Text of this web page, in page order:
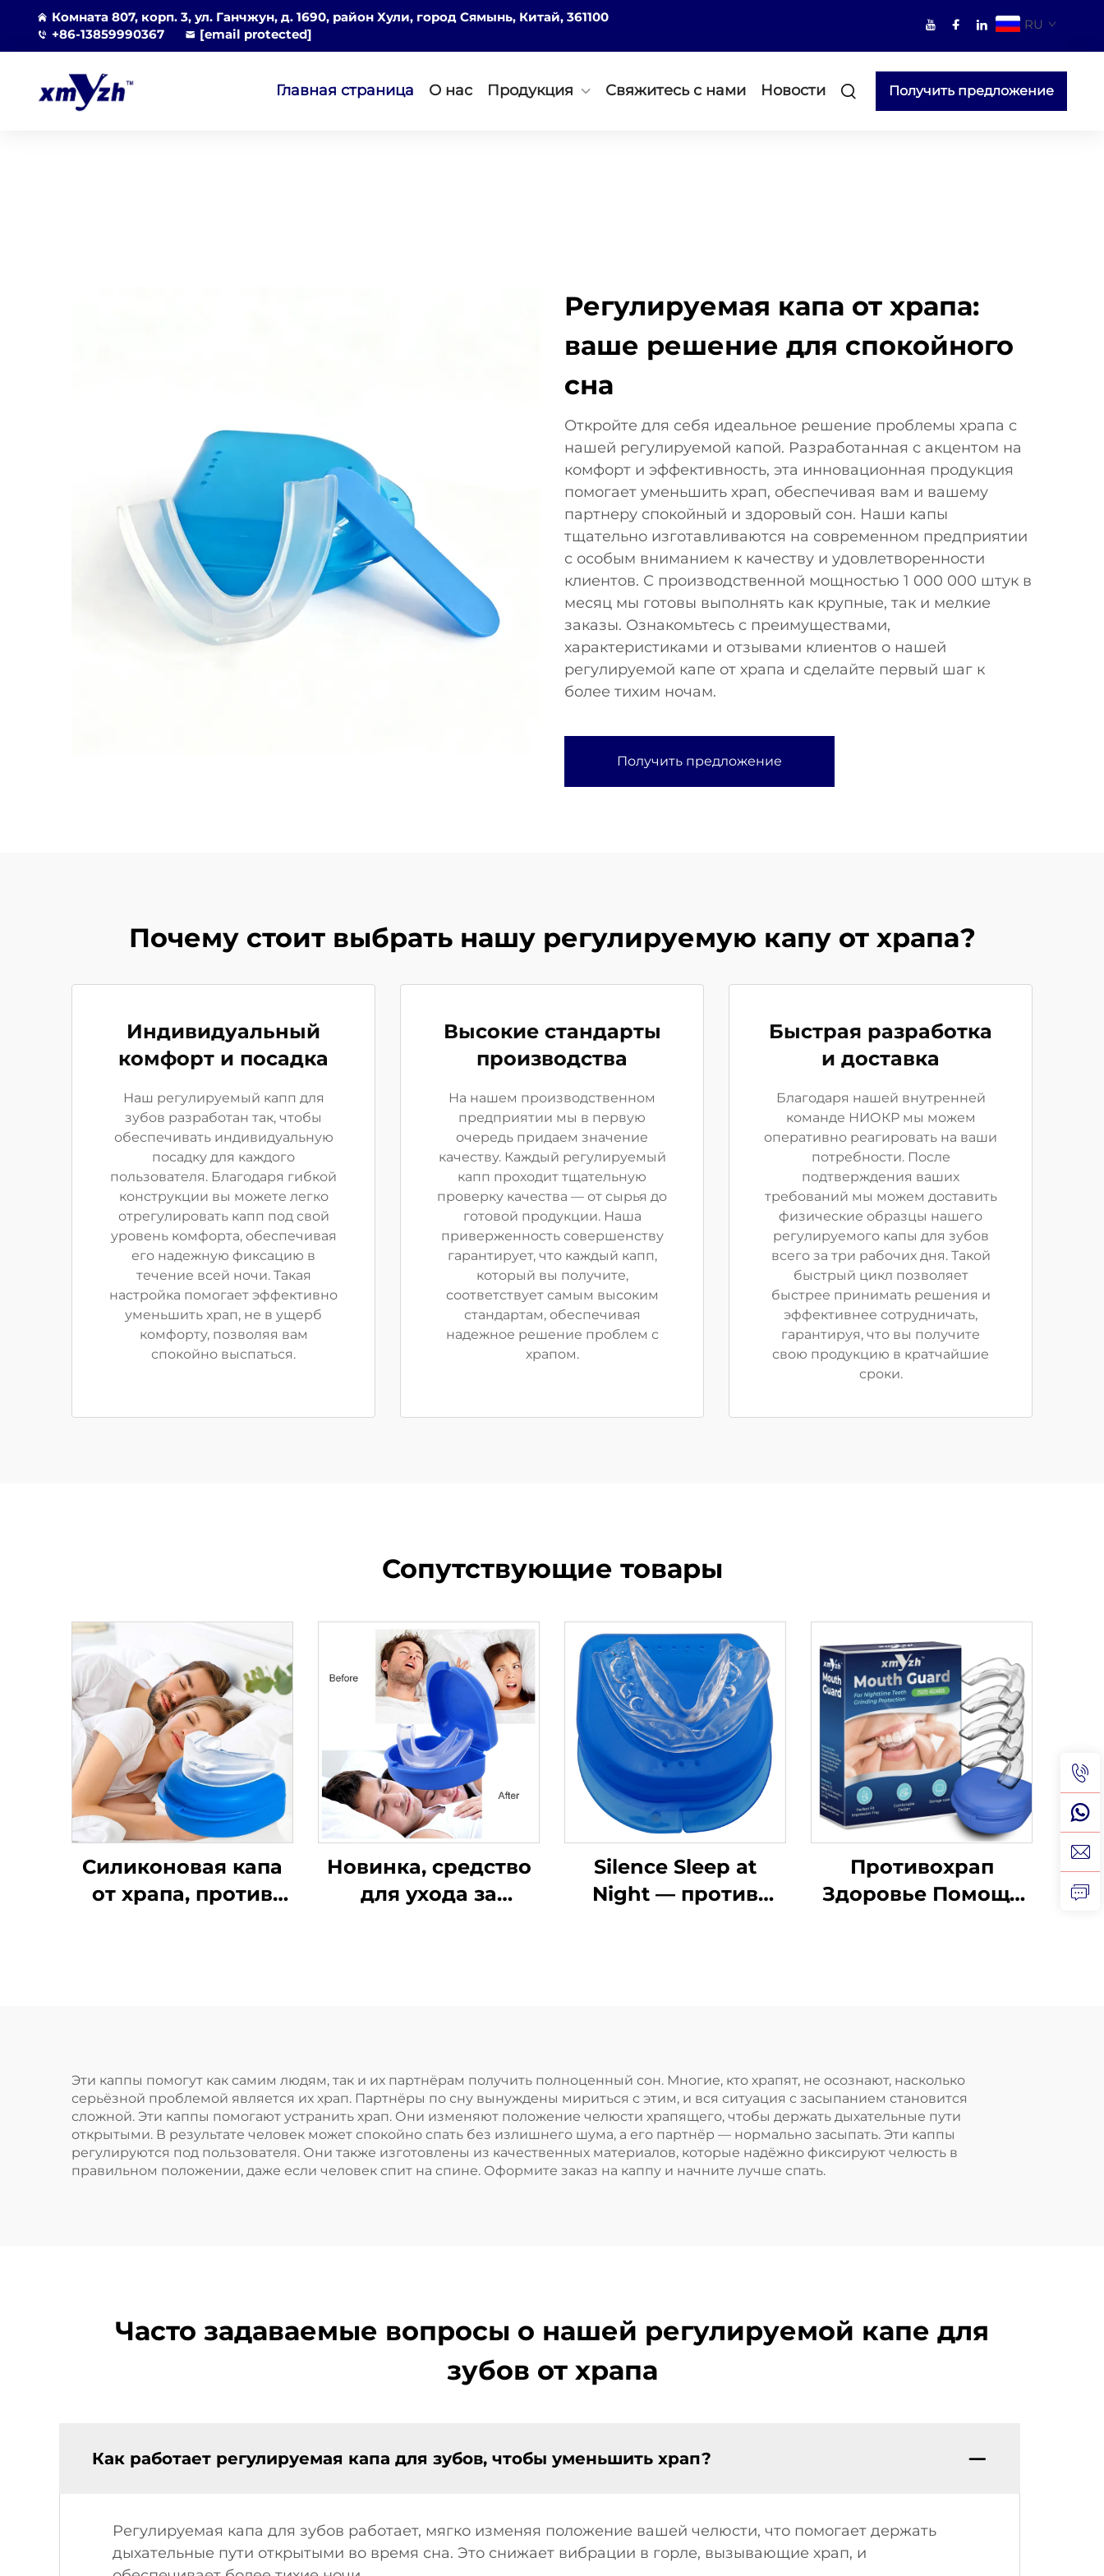
Комната 807, корп. 3, ул. Ганчжун, д. 1690, район Хули, город Сямынь, Китай, 361100
+86-13859990367
[email protected]
RU
Главная страница О нас Продукция Свяжитесь с нами Новости Получить предложение
Регулируемая капа от храпа:
ваше решение для спокойного
сна
Откройте для себя идеальное решение проблемы храпа с
нашей регулируемой капой. Разработанная с акцентом на
комфорт и эффективность, эта инновационная продукция
помогает уменьшить храп, обеспечивая вам и вашему
партнеру спокойный и здоровый сон. Наши капы
тщательно изготавливаются на современном предприятии
с особым вниманием к качеству и удовлетворенности
клиентов. С производственной мощностью 1 000 000 штук в
месяц мы готовы выполнять как крупные, так и мелкие
заказы. Ознакомьтесь с преимуществами,
характеристиками и отзывами клиентов о нашей
регулируемой капе от храпа и сделайте первый шаг к
более тихим ночам.
Получить предложение
Почему стоит выбрать нашу регулируемую капу от храпа?
Индивидуальный
комфорт и посадка
Наш регулируемый капп для
зубов разработан так, чтобы
обеспечивать индивидуальную
посадку для каждого
пользователя. Благодаря гибкой
конструкции вы можете легко
отрегулировать капп под свой
уровень комфорта, обеспечивая
его надежную фиксацию в
течение всей ночи. Такая
настройка помогает эффективно
уменьшить храп, не в ущерб
комфорту, позволяя вам
спокойно выспаться.
Высокие стандарты
производства
На нашем производственном
предприятии мы в первую
очередь придаем значение
качеству. Каждый регулируемый
капп проходит тщательную
проверку качества — от сырья до
готовой продукции. Наша
приверженность совершенству
гарантирует, что каждый капп,
который вы получите,
соответствует самым высоким
стандартам, обеспечивая
надежное решение проблем с
храпом.
Быстрая разработка
и доставка
Благодаря нашей внутренней
команде НИОКР мы можем
оперативно реагировать на ваши
потребности. После
подтверждения ваших
требований мы можем доставить
физические образцы нашего
регулируемого капы для зубов
всего за три рабочих дня. Такой
быстрый цикл позволяет
быстрее принимать решения и
эффективнее сотрудничать,
гарантируя, что вы получите
свою продукцию в кратчайшие
сроки.
Сопутствующие товары
Силиконовая капа
от храпа, против
помощь при сне и
храпе
Новинка, средство
для ухода за
Silence Sleep at
Night — против
Противохрап
Здоровье Помощь
дыхания ртом во
сне Лента для рта
Эти каппы помогут как самим людям, так и их партнёрам получить полноценный сон. Многие, кто храпят, не осознают, насколько
серьёзной проблемой является их храп. Партнёры по сну вынуждены мириться с этим, и вся ситуация с засыпанием становится
сложной. Эти каппы помогают устранить храп. Они изменяют положение челюсти храпящего, чтобы держать дыхательные пути
открытыми. В результате человек может спокойно спать без излишнего шума, а его партнёр — нормально засыпать. Эти каппы
регулируются под пользователя. Они также изготовлены из качественных материалов, которые надёжно фиксируют челюсть в
правильном положении, даже если человек спит на спине. Оформите заказ на каппу и начните лучше спать.
Часто задаваемые вопросы о нашей регулируемой капе для
зубов от храпа
Как работает регулируемая капа для зубов, чтобы уменьшить храп?
Регулируемая капа для зубов работает, мягко изменяя положение вашей челюсти, что помогает держать
дыхательные пути открытыми во время сна. Это снижает вибрации в горле, вызывающие храп, и